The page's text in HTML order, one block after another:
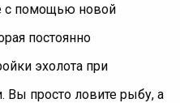
с помощью новой
постоянно
эхолота при
Вы просто ловите рыбу, а